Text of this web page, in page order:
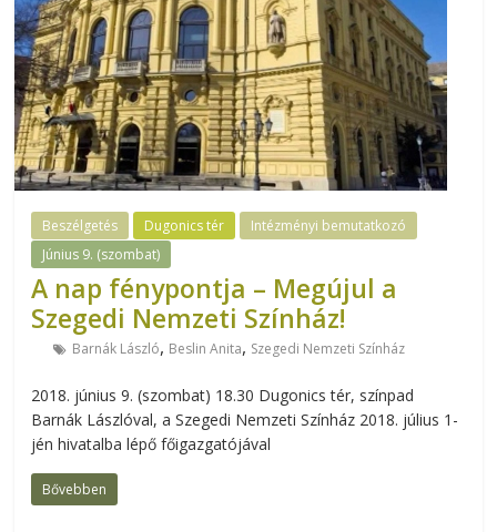
Beszélgetés Dugonics tér
Intézményi bemutatkozó
Június 9. (szombat)
A nap fénypontja – Megújul a
Szegedi Nemzeti Színház!
Barnák László, Beslin Anita, Szegedi Nemzeti Színház
2018. június 9. (szombat) 18.30 Dugonics tér, színpad
Barnák Lászlóval, a Szegedi Nemzeti Színház 2018. július 1-
jén hivatalba lépő főigazgatójával
Bővebben